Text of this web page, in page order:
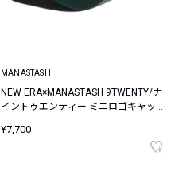
MANASTASH
NEW ERA×MANASTASH 9TWENTY/ナ
イントゥエンティー ミニロゴキャッ
¥7,700